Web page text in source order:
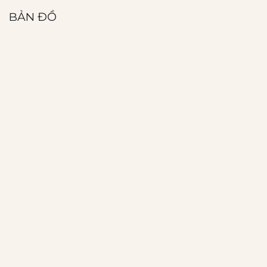
BẢN ĐỒ